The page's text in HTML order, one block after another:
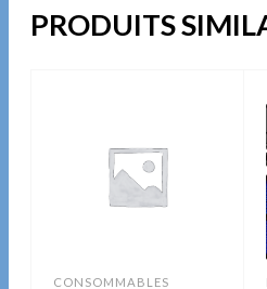
PRODUITS
CONSOMMABLES